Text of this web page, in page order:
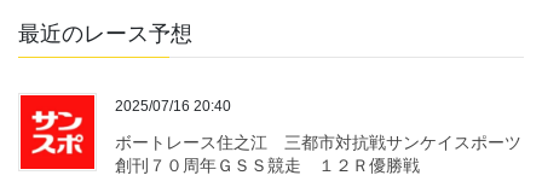
最近のレース予想
2025/07/16 20:40
ボートレース住之江 三都市対抗戦サンケイスポーツ
創刊７０周年ＧＳＳ競走 １２Ｒ優勝戦